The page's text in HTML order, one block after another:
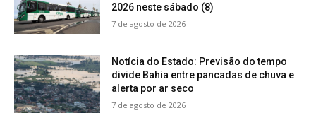
2026 neste sábado (8)
7 de agosto de 2026
Notícia do Estado: Previsão do tempo
divide Bahia entre pancadas de chuva e
alerta por ar seco
7 de agosto de 2026